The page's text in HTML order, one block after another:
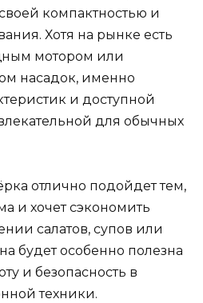
компактностью и
Хотя на рынке есть
мотором или
насадок, именно
и доступной
для обычных
отлично подойдет тем,
и хочет сэкономить
салатов, супов или
будет особенно полезна
и безопасность в
техники​.